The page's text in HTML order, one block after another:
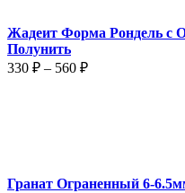
Жадеит Форма Рондель с
Полунить
330 ₽ – 560 ₽Диапазон
Гранат Ограненный 6-